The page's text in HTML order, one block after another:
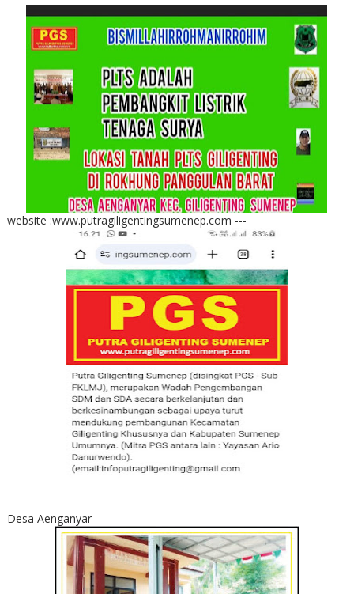
website :www.putragiligentingsumenep.com ---
Desa Aenganyar